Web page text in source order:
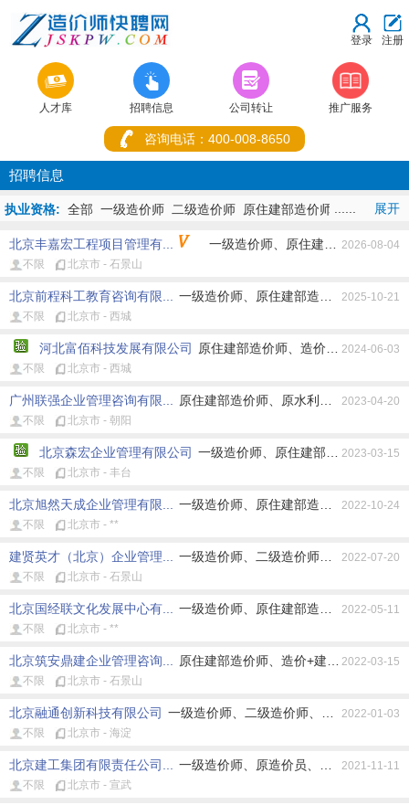
登录 注册

人才库

招聘信息

公司转让 推广服务
咨询电话：400-008-8650
招聘信息
展开
执业资格: 全部 一级造价师 二级造价师 原住建部造价师
原水利部造
师 造价+监理师
地址:
全部 重庆市 湖北省
内蒙古 辽宁省 吉林省 黑龙江省 江苏省 浙江省 安徽省
福建
省
江西省 山东省
港 澳门 台湾省
工作性质: 全部 不限
北京丰嘉宏工程项目管理有... 一级造价师、原住建部造价师、原
2026-08-04
不限
北京市 - 石景山
北京前程科工教育咨询有限... 一级造价师、原住建部造价师、原水利
2025-10-21
不限
北京市 - 西城
河北富佰科技发展有限公司 原住建部造价师、造价+建造师、造
2024-06-03
不限
北京市 - 西城
广州联强企业管理咨询有限... 原住建部造价师、原水利部造价师、原
2023-04-20
不限
北京市 - 朝阳
北京森宏企业管理有限公司 一级造价师、原住建部造价师、原
2023-03-15
不限
北京市 - 丰台
北京旭然天成企业管理有限... 一级造价师、原住建部造价师、其它造
2022-10-24
不限
北京市 - **
建贤英才（北京）企业管理... 一级造价师、二级造价师、原住建部造
2022-07-20
不限
北京市 - 石景山
北京国经联文化发展中心有... 一级造价师、原住建部造价师、原水利
2022-05-11
不限
北京市 - **
北京筑安鼎建企业管理咨询... 原住建部造价师、造价+建造师、造价+
2022-03-15
不限
北京市 - 石景山
北京融通创新科技有限公司 一级造价师、二级造价师、原住建部造价
2022-01-03
不限
北京市 - 海淀
北京建工集团有限责任公司... 一级造价师、原造价员、造价+建造师
2021-11-11
不限
北京市 - 宣武